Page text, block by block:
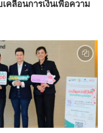
คลื่อนการเงินเพื่อความ